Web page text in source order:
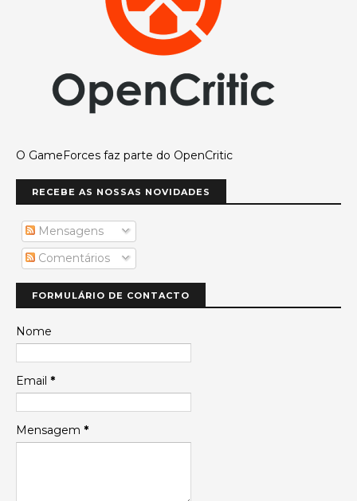
O GameForces faz parte do OpenCritic
RECEBE AS NOSSAS NOVIDADES
Mensagens
Comentários
FORMULÁRIO DE CONTACTO
Nome
Email *
Mensagem *